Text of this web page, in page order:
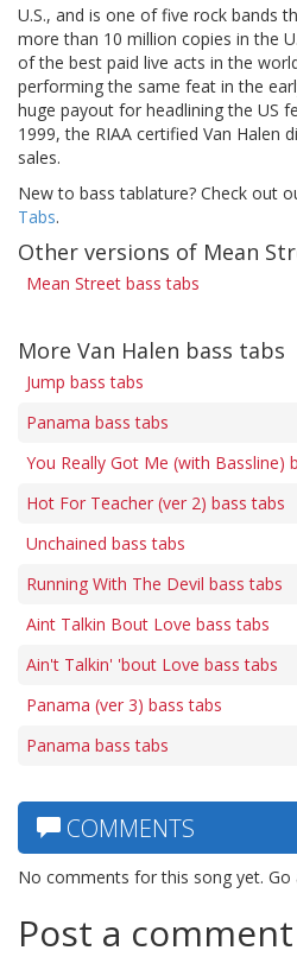
U.S., and is one of five rock bands
more than 10 million copies in the
of the best paid live acts in the
performing the same feat in the
huge payout for headlining the US
1999, the RIAA certified Van Halen
sales.
New to bass tablature? Check out
Tabs.
Other versions of Mean
Mean Street bass tabs
More Van Halen bass tabs
Jump bass tabs
Panama bass tabs
You Really Got Me (with Bassline)
Hot For Teacher (ver 2) bass tabs
Unchained bass tabs
Running With The Devil bass tabs
Aint Talkin Bout Love bass tabs
Ain't Talkin' 'bout Love bass tabs
Panama (ver 3) bass tabs
Panama bass tabs
COMMENTS
No comments for this song yet.
Post a comment